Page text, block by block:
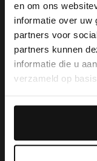
en om ons
informatie over uw
partners voor
partners kunnen
informatie die u
verzameld op
Manfield
Weiße Sandaletten in
119.99
83.99
View this
It looks like
you like to
English